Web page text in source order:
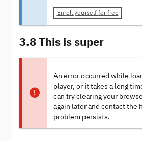
Enroll yourself for free
3.8 This is super
An error occurred while
player, or it takes a long
can try clearing your
again later and contact the
problem persists.